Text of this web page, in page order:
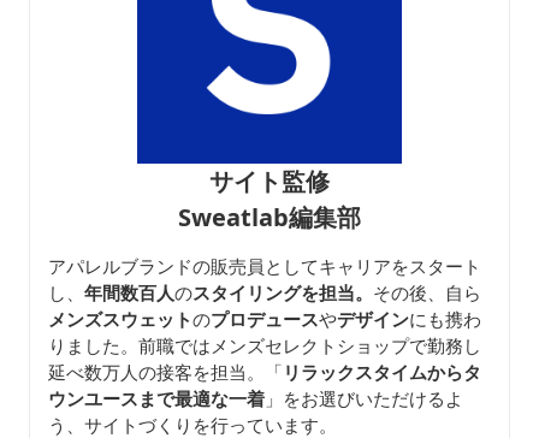
サイト監修
Sweatlab編集部
アパレルブランドの販売員としてキャリアをスタート
し、 年間数百人のスタイリングを担当。 その後、自ら
メンズスウェットのプロデュースやデザインにも携わ
りました。前職ではメンズセレクトショップで勤務し
延べ数万人の接客を担当。「 リラックスタイムからタ
ウンユースまで最適な一着 」をお選びいただけるよ
う、サイトづくりを行っています。